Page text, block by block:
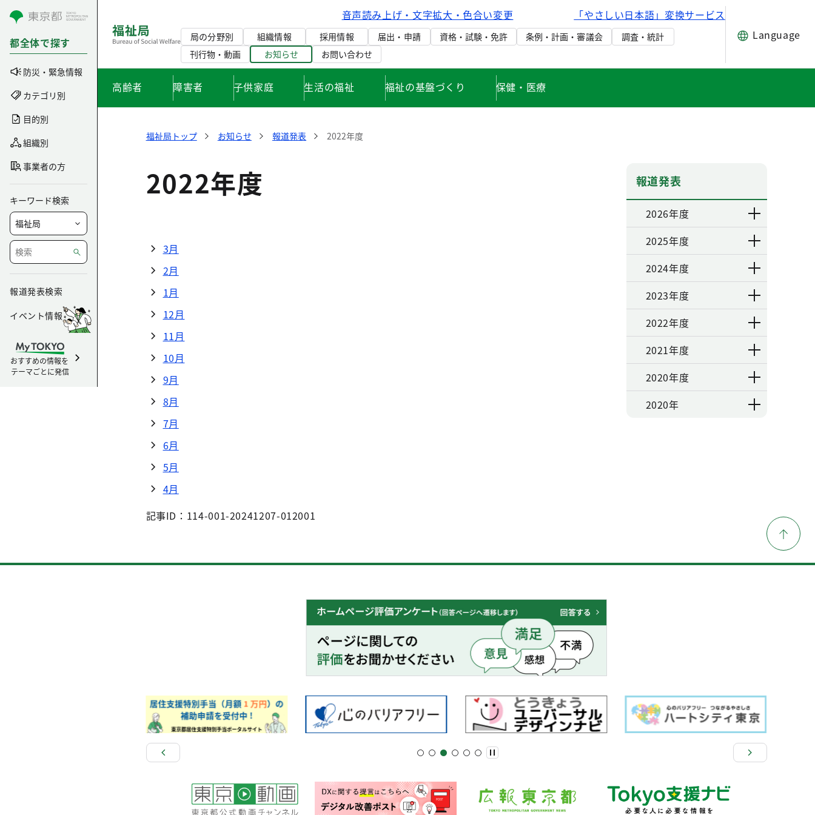
コンテンツにスキップ
都全体で探す
防災・緊急情報
カテゴリ別
目的別
組織別
事業者の方
キーワード検索
報道発表検索
イベント情報
おすすめの情報を
テーマごとに発信
音声読み上げ・文字拡大・色合い変更 「やさしい日本語」変換サービス
局の分野別 組織情報 採用情報 届出・申請 資格・試験・免許 条例・計画・審議会
調査・統計
刊行物・動画
お知らせ お問い合わせ
Language
高齢者 障害者 子供家庭 生活の福祉 福祉の基盤づくり 保健・医療
福祉局トップ お知らせ 報道発表 2022年度
2022年度
3月
2月
1月
12月
11月
10月
9月
8月
7月
6月
5月
4月
記事ID：114-001-20241207-012001
報道発表
2026年度
2025年度
2024年度
2023年度
2022年度
2021年度
2020年度
2020年